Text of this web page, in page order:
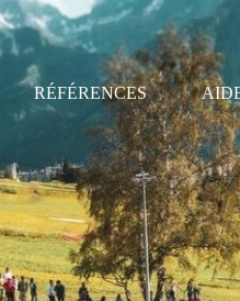
RÉFÉRENCES